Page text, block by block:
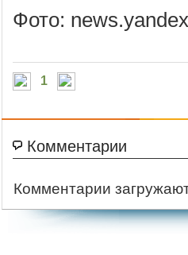
Фото:
1
Комментарии
Комментарии